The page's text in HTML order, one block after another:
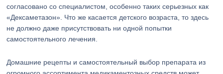
согласовано со специалистом, особенно таких серьезных как
«Дексаметазон». Что же касается детского возраста, то здесь
не должно даже присутствовать ни одной попытки
самостоятельного лечения.
Домашние рецепты и самостоятельный выбор препарата из